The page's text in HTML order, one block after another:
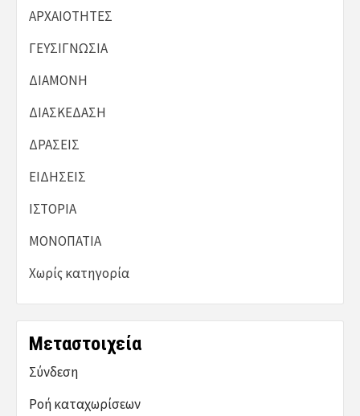
ΑΡΧΑΙΟΤΗΤΕΣ
ΓΕΥΣΙΓΝΩΣΙΑ
ΔΙΑΜΟΝΗ
ΔΙΑΣΚΕΔΑΣΗ
ΔΡΑΣΕΙΣ
ΕΙΔΗΣΕΙΣ
ΙΣΤΟΡΙΑ
ΜΟΝΟΠΑΤΙΑ
Χωρίς κατηγορία
Μεταστοιχεία
Σύνδεση
Ροή καταχωρίσεων